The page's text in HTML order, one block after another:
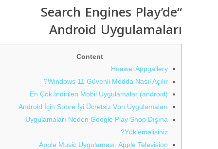
“Search Engines Play’de
Android Uygulamaları
Content
Huawei Appgallery
Windows 11 Güvenli Modda Nasıl Açılır?
En Çok İndirilen Mobil Uygulamalar (android)
Android İçin Sobre İyi Ücretsiz Vpn Uygulamaları
Uygulamaları Neden Google Play Shop Dışına
Yüklemelisiniz?
Apple Music Uygulaması, Apple Television